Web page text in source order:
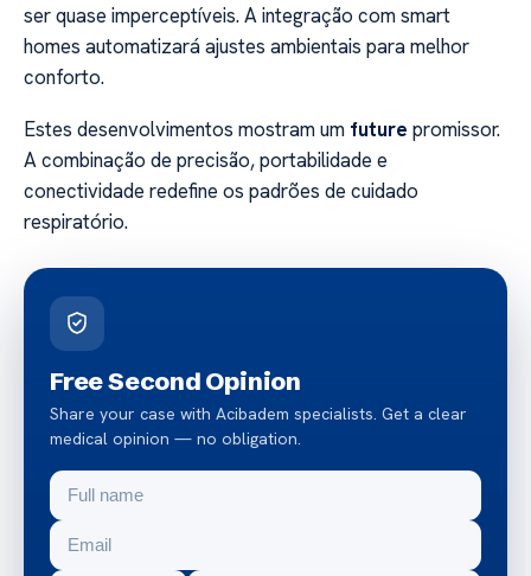
ser quase imperceptíveis. A integração com smart
homes automatizará ajustes ambientais para melhor
conforto.
Estes desenvolvimentos mostram um future promissor.
A combinação de precisão, portabilidade e
conectividade redefine os padrões de cuidado
respiratório.
Free Second Opinion
Share your case with Acibadem specialists. Get a clear
medical opinion — no obligation.